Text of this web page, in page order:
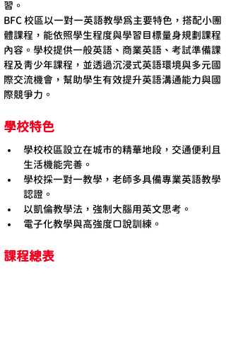
習。
BFC 校區以一對一英語教學為主要特色，搭配小團
體課程，能依照學生程度與學習目標量身規劃課程
內容。學校提供一般英語、商業英語、考試準備課
程及青少年課程，並透過沉浸式英語環境與多元國
際交流機會，幫助學生有效提升英語溝通能力與國
際競爭力。
學校特色
學校校區設立在城市的精華地段，交通便利且
生活機能完善。
學校採一對一教學，老師多具備專業英語教學
認證。
以凱倫教學法，強制大腦用英文思考。
電子化教學與高強度口說訓練。
課程總表